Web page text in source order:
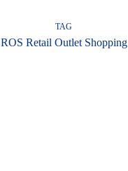
TAG
ROS Retail Outlet Shopping